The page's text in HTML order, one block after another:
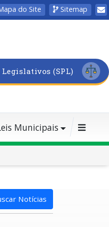
do Site Sitemap
Legislativos (SPL)
Municipais
Notícias